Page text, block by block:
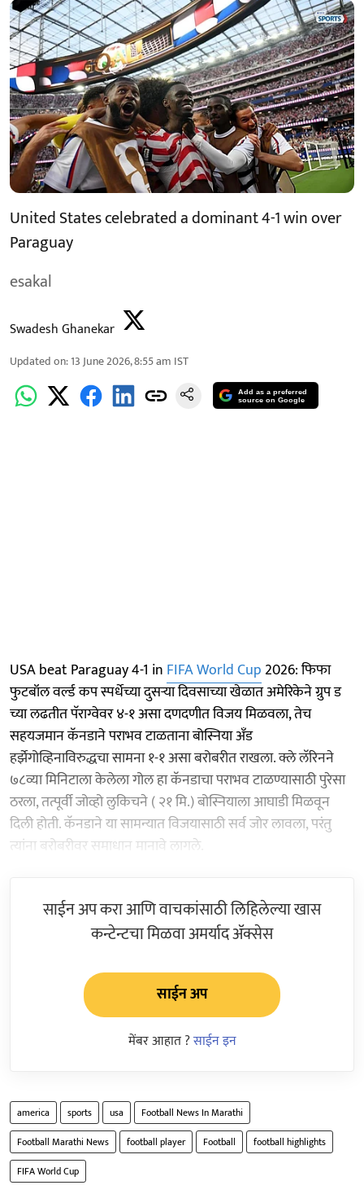
United States celebrated a dominant 4-1 win over
Paraguay
esakal
Swadesh Ghanekar
Updated on:13 June 2026, 8:55 am IST
Add as a preferred
source on Google
USA beat Paraguay 4-1 in FIFA World Cup 2026: फिफा
फुटबॉल वर्ल्ड कप स्पर्धेच्या दुसऱ्या दिवसाच्या खेळात अमेरिकेने ग्रुप ड
च्या लढतीत पॅराग्वेवर ४-१ असा दणदणीत विजय मिळवला, तेच
सहयजमान कॅनडाने पराभव टाळताना बोस्निया अँड
हर्झेगोव्हिनाविरुद्धचा सामना १-१ असा बरोबरीत राखला. क्ले लॅरिनने
७८व्या मिनिटाला केलेला गोल हा कॅनडाचा पराभव टाळण्यासाठी पुरेसा
ठरला, तत्पूर्वी जोव्हो लुकिचने ( २१ मि.) बोस्नियाला आघाडी मिळवून
दिली होती. कॅनडाने या सामन्यात विजयासाठी सर्व जोर लावला, परंतु
त्यांना बरोबरीवर समाधान मानावे लागले.
साईन अप करा आणि वाचकांसाठी लिहिलेल्या खास
कन्टेन्टचा मिळवा अमर्याद ॲक्सेस
साईन अप
मेंबर आहात ?साईन इन
america sports usa
Football News In Marathi
Football Marathi News
football player Football
football highlights
FIFA World Cup